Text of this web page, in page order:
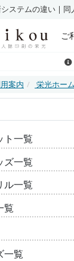
ステムの違い |
ご
案内 栄光ホー
ト一覧
ズ一覧
ル一覧
覧
一覧